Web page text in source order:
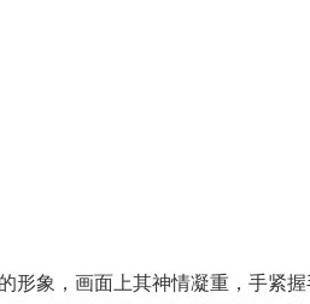
形象，画面上其神情凝重，手紧